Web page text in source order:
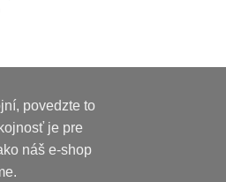
povedzte to
je pre
náš e-shop